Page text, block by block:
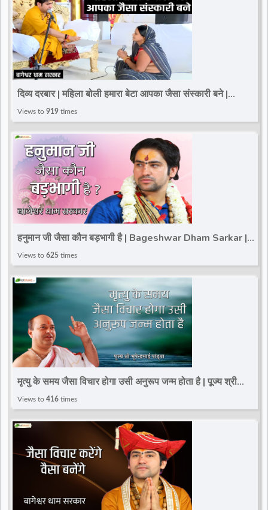
दिव्य दरबार | महिला बोली हमारा बेटा आपका जैसा संस्कारी बने |
Bageshwar Dham Sarkar Darbar
Views to 919 times
हनुमान जी जैसा कौन बड़भागी है | Bageshwar Dham Sarkar |
Totalbhakti | Motivational Thoughts
Views to 625 times
मृत्यु के समय जैसा विचार होगा उसी अनुरूप जन्म होता है | पूज्य श्री
भूपेन्द्रभाई पांड्या
Views to 416 times